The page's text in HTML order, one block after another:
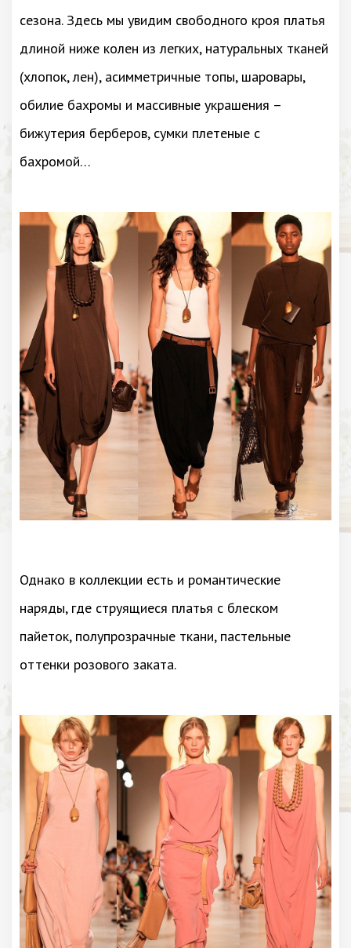
сезона. Здесь мы увидим свободного кроя платья
длиной ниже колен из легких, натуральных тканей
(хлопок, лен), асимметричные топы, шаровары,
обилие бахромы и массивные украшения –
бижутерия берберов, сумки плетеные с
бахромой…
Однако в коллекции есть и романтические
наряды, где струящиеся платья с блеском
пайеток, полупрозрачные ткани, пастельные
оттенки розового заката.